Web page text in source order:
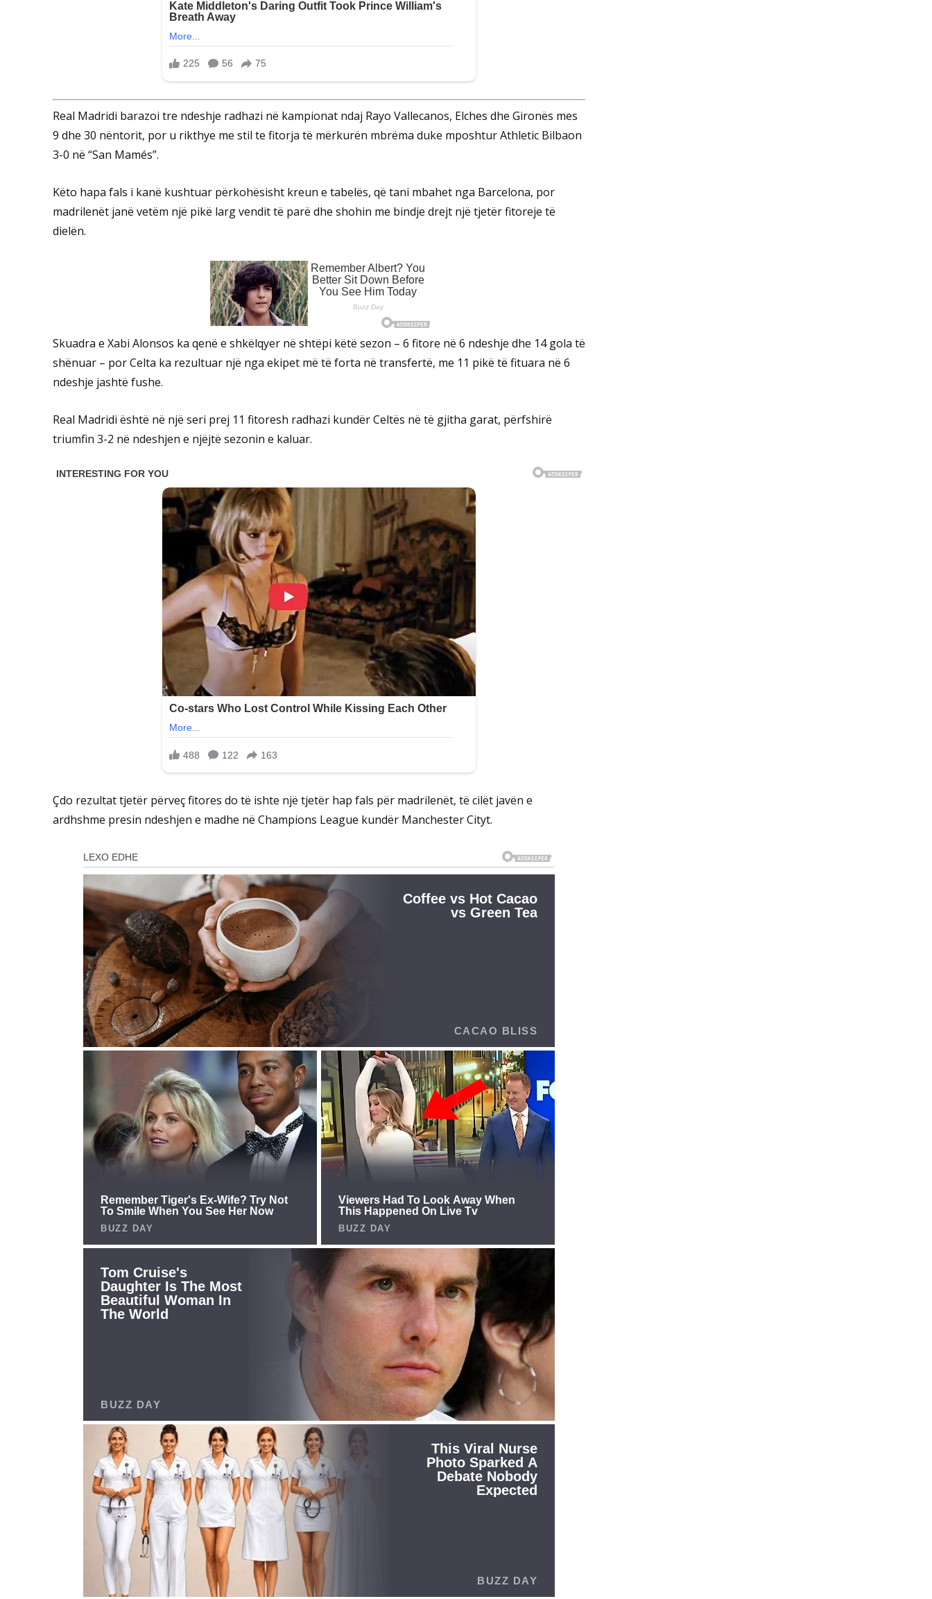
Real Madridi barazoi tre ndeshje radhazi në kampionat ndaj Rayo Vallecanos, Elches dhe Gironës mes
9 dhe 30 nëntorit, por u rikthye me stil te fitorja të mërkurën mbrëma duke mposhtur Athletic Bilbaon
3-0 në “San Mamés”.
Këto hapa fals i kanë kushtuar përkohësisht kreun e tabelës, që tani mbahet nga Barcelona, por
madrilenët janë vetëm një pikë larg vendit të parë dhe shohin me bindje drejt një tjetër fitoreje të
dielën.
Skuadra e Xabi Alonsos ka qenë e shkëlqyer në shtëpi këtë sezon – 6 fitore në 6 ndeshje dhe 14 gola të
shënuar – por Celta ka rezultuar një nga ekipet më të forta në transfertë, me 11 pikë të fituara në 6
ndeshje jashtë fushe.
Real Madridi është në një seri prej 11 fitoresh radhazi kundër Celtës në të gjitha garat, përfshirë
triumfin 3-2 në ndeshjen e njëjtë sezonin e kaluar.
Çdo rezultat tjetër përveç fitores do të ishte një tjetër hap fals për madrilenët, të cilët javën e
ardhshme presin ndeshjen e madhe në Champions League kundër Manchester Cityt.